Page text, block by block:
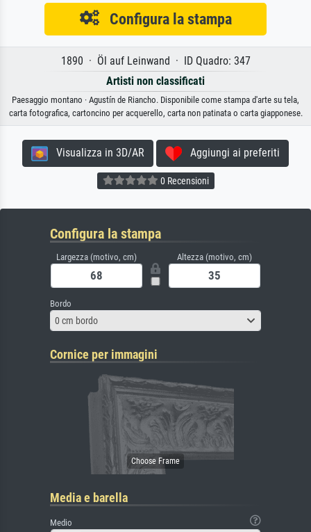
Configura la stampa
1890 · Öl auf Leinwand · ID Quadro: 347
Artisti non classificati
Paesaggio montano · Agustín de Riancho. Disponibile come stampa d'arte su tela,
carta fotografica, cartoncino per acquerello, carta non patinata o carta giapponese.
Visualizza in 3D/AR Aggiungi ai preferiti
0 Recensioni
Configura la stampa
Largezza (motivo, cm) Altezza (motivo, cm)
Bordo
0 cm bordo
Cornice per immagini
Media e barella
Medio